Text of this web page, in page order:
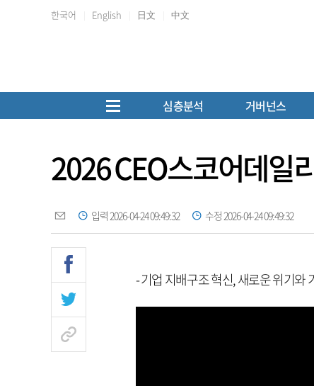
한국어 English 日文 中文
심층분석 거버넌스
2026 CEO스코어데일
입력 2026-04-24 09:49:32 수정 2026-04-24 09:49:32
- 기업 지배구조 혁신, 새로운 위기와